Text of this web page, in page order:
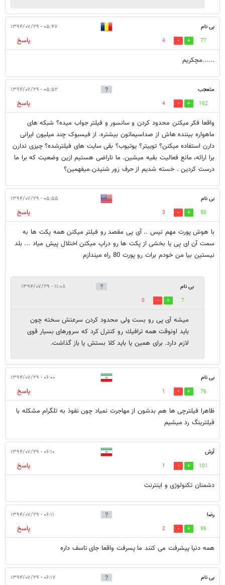
بی نام ۰۵:۴۷ - ۱۳۹۴/۰۷/۲۹
77
4
پاسخ
......مچکریم
متعجب ۰۵:۵۲ - ۱۳۹۴/۰۷/۲۹
162
4
پاسخ
واقعا فکر میکنن محدود کردن و سانسور و فیلتر جواب میده؟ شبکه های
ماهواره بیننده هاش از صداسیماتون بیشتره. از فیسبوک چند میلیون ایرانی
دارن استفاده میکنن؟ توییتر؟ یوتیوب؟ بقی سایت های فیلترشده؟ چیزی ندارن
برا ارائه، مانع فعالیت بقیه میشین. ما ناراضی هستیم ازین وضعیت که برا ما
درست کردین . خسته شدیم از حرف زور شنیدن.میفهمین؟
بی نام ۰۵:۵۵ - ۱۳۹۴/۰۷/۲۹
50
3
پاسخ
با هوش پورت مهم نیس .. آی پی مقصد رو فیلتر میکنن همه پکت ها به
سمت آن ای پی یا بخشی از پکت ها رو دراپ میکنن اختلال پیش میاد ... بلد
نیستین بیا من خودم برات رو پورت 80 راه میندازم
بی نام ۱۱:۰۸ - ۱۳۹۴/۰۷/۲۹
7
0
ميشه آى پى رو بست ولى محدود كردن سرعتش سخته چون
بايد اونوقت همه ترافيك رو كنترل كرد كه سرورهاى بسيار قوى
لازم دارد. براى همين يا بايد كلا بستش يا باز گذاشت.
بی نام ۰۶:۰۰ - ۱۳۹۴/۰۷/۲۹
76
1
پاسخ
ظاهرا فیلترچی ها هم بدشون از مهاجرت نمیاد چون نفوذ به تلگرام مشکله با
فیلترینگ رد میشیم
آرش ۰۶:۱۰ - ۱۳۹۴/۰۷/۲۹
101
1
پاسخ
دشمنان تکنولوژی و اینترنت
رضا ۰۶:۱۱ - ۱۳۹۴/۰۷/۲۹
96
2
پاسخ
همه دنیا پیشرفت می کنند ما پسرفت واقعا جای تاسف داره
بی نام ۰۶:۱۷ - ۱۳۹۴/۰۷/۲۹